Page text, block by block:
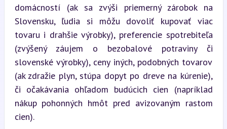
domácností (ak sa zvýši priemerný zárobok na
Slovensku, ľudia si môžu dovoliť kupovať viac
tovaru i drahšie výrobky), preferencie spotrebiteľa
(zvýšený záujem o bezobalové potraviny či
slovenské výrobky), ceny iných, podobných tovarov
(ak zdražie plyn, stúpa dopyt po dreve na kúrenie),
či očakávania ohľadom budúcich cien (napríklad
nákup pohonných hmôt pred avizovaným rastom
cien).